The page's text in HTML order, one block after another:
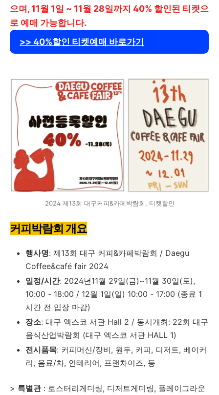
으며, 11월 1일 ~ 11월 28일까지 40% 할인된 티켓으
로 예매 가능합니다.
>> 40%할인 티켓예매 바로가기
2024 제13회 대구커피&카페박람회, 티켓할인
커피박람회 개요
행사명: 제13회 대구 커피&카페박람회 / Daegu
Coffee&café fair 2024
일정/시간: 2024년11월 29일(금)~11월 30일(토),
10:00 - 18:00 / 12월 1일(일) 10:00 - 17:00 (종료 1
시간 전 입장 마감)
장소: 대구 엑스코 서관 Hall 2 / 동시개최: 22회 대구
음식산업박람회 (대구 엑스코 서관 HALL 1)
전시품목: 커피머신/장비, 원두, 커피, 디저트, 베이커
리, 음료/차, 인테리어, 프랜차이즈, 등
> 특별관: 로스터리게더링, 디저트게더링, 플레이그라운